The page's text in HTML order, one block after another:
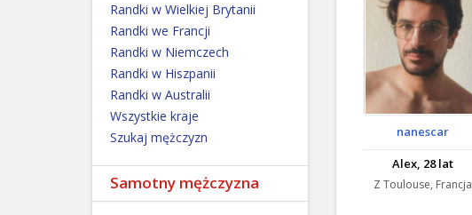
Randki w Wielkiej Brytanii
Randki we Francji
Randki w Niemczech
Randki w Hiszpanii
Randki w Australii
Wszystkie kraje
Szukaj mężczyzn
Samotny mężczyzna
nanescar
Alex, 28 lat
Z Toulouse, Francja